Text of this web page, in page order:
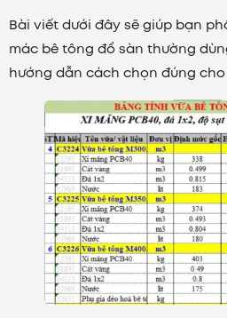
Bài viết dưới đây sẽ giúp bạn
mác bê tông đổ sàn thường
hướng dẫn cách chọn đúng